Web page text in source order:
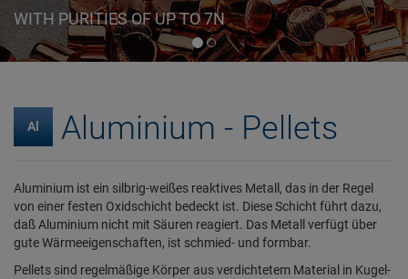
WITH PURITIES OF UP TO 7N
FROM A TO Z IN OUR ONLINE CATALOGUE
Al Aluminium - Pellets
Aluminium ist ein silbrig-weißes reaktives Metall, das in der Regel
von einer festen Oxidschicht bedeckt ist. Diese Schicht führt dazu,
daß Aluminium nicht mit Säuren reagiert. Das Metall verfügt über
gute Wärmeeigenschaften, ist schmied- und formbar.
Pellets sind regelmäßige Körper aus verdichtetem Material in Kugel-